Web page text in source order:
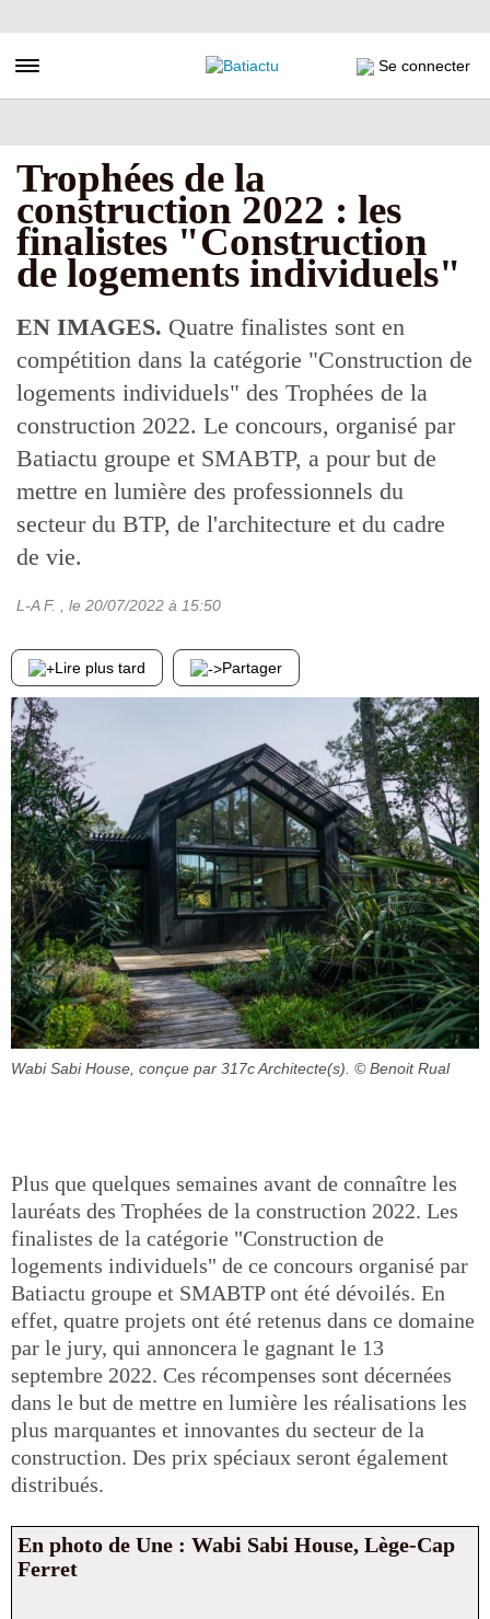
au
principal
Toggle navigation Se connecter
Trophées de la
construction 2022 : les
finalistes "Construction
de logements individuels"
EN IMAGES. Quatre finalistes sont en
compétition dans la catégorie "Construction de
logements individuels" des Trophées de la
construction 2022. Le concours, organisé par
Batiactu groupe et SMABTP, a pour but de
mettre en lumière des professionnels du
secteur du BTP, de l'architecture et du cadre
de vie.
L-A F. , le 20/07/2022 à 15:50
Lire plus tard Partager
Wabi Sabi House, conçue par 317c Architecte(s). © Benoit Rual
Plus que quelques semaines avant de connaître les
lauréats des Trophées de la construction 2022. Les
finalistes de la catégorie "Construction de
logements individuels" de ce concours organisé par
Batiactu groupe et SMABTP ont été dévoilés. En
effet, quatre projets ont été retenus dans ce domaine
par le jury, qui annoncera le gagnant le 13
septembre 2022. Ces récompenses sont décernées
dans le but de mettre en lumière les réalisations les
plus marquantes et innovantes du secteur de la
construction. Des prix spéciaux seront également
distribués.
En photo de Une : Wabi Sabi House, Lège-Cap
Ferret